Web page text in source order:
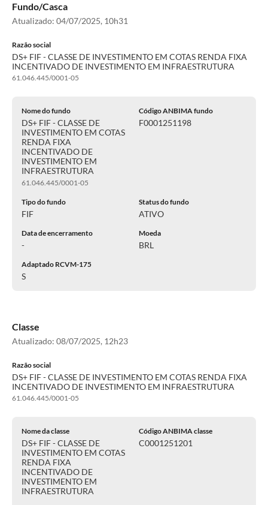
Fundo/Casca
Atualizado: 04/07/2025, 10h31
Razão social
DS+ FIF - CLASSE DE INVESTIMENTO EM COTAS RENDA FIXA
INCENTIVADO DE INVESTIMENTO EM INFRAESTRUTURA
61.046.445/0001-05
Nome do fundo
DS+ FIF - CLASSE DE
INVESTIMENTO EM COTAS
RENDA FIXA
INCENTIVADO DE
INVESTIMENTO EM
INFRAESTRUTURA
61.046.445/0001-05
Código ANBIMA fundo
F0001251198
Tipo do fundo
FIF
Status do fundo
ATIVO
Data de encerramento
-
Moeda
BRL
Adaptado RCVM-175
S
Classe
Atualizado: 08/07/2025, 12h23
Razão social
DS+ FIF - CLASSE DE INVESTIMENTO EM COTAS RENDA FIXA
INCENTIVADO DE INVESTIMENTO EM INFRAESTRUTURA
61.046.445/0001-05
Nome da classe
DS+ FIF - CLASSE DE
INVESTIMENTO EM COTAS
RENDA FIXA
INCENTIVADO DE
INVESTIMENTO EM
INFRAESTRUTURA
Código ANBIMA classe
C0001251201